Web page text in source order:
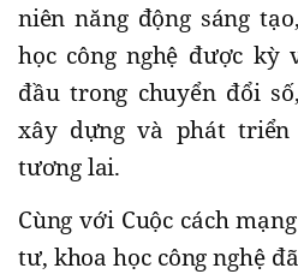
niên năng động sáng
học công nghệ được
đầu trong chuyển đổi
xây dựng và phát
tương lai.
Cùng với Cuộc cách
tư, khoa học công nghệ